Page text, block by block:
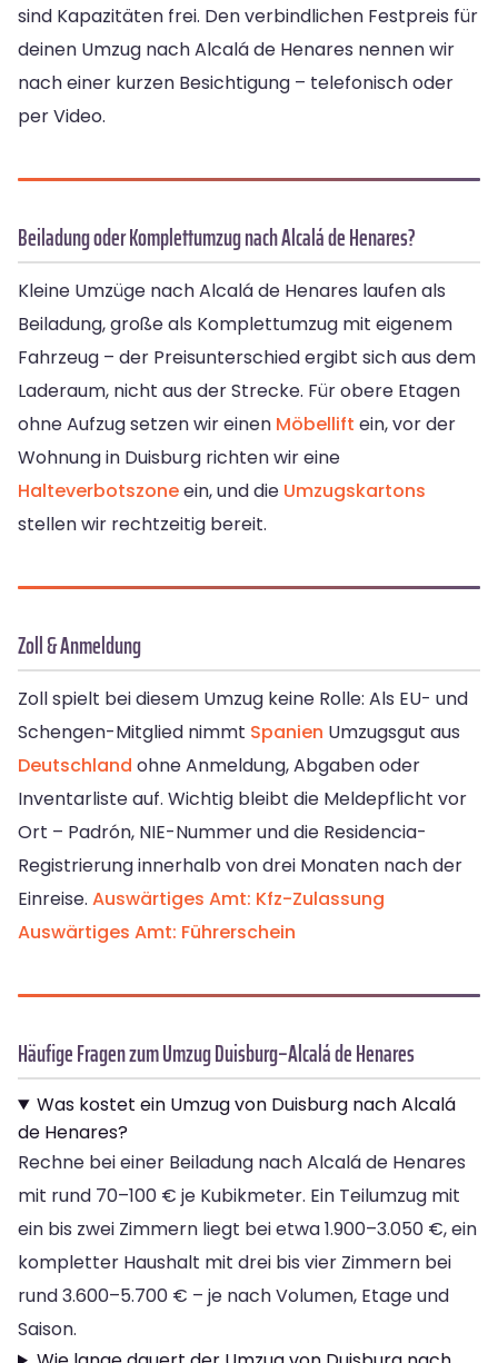
sind Kapazitäten frei. Den verbindlichen Festpreis für
deinen Umzug nach Alcalá de Henares nennen wir
nach einer kurzen Besichtigung – telefonisch oder
per Video.
Beiladung oder Komplettumzug nach Alcalá de Henares?
Kleine Umzüge nach Alcalá de Henares laufen als
Beiladung, große als Komplettumzug mit eigenem
Fahrzeug – der Preisunterschied ergibt sich aus dem
Laderaum, nicht aus der Strecke. Für obere Etagen
ohne Aufzug setzen wir einen Möbellift ein, vor der
Wohnung in Duisburg richten wir eine
Halteverbotszoneein, und die Umzugskartons
stellen wir rechtzeitig bereit.
Zoll & Anmeldung
Zoll spielt bei diesem Umzug keine Rolle: Als EU- und
Schengen-Mitglied nimmt Spanien Umzugsgut aus
Deutschland ohne Anmeldung, Abgaben oder
Inventarliste auf. Wichtig bleibt die Meldepflicht vor
Ort – Padrón, NIE-Nummer und die Residencia-
Registrierung innerhalb von drei Monaten nach der
Einreise. Auswärtiges Amt: Kfz-Zulassung
Auswärtiges Amt: Führerschein
Häufige Fragen zum Umzug Duisburg–Alcalá de Henares
Was kostet ein Umzug von Duisburg nach Alcalá
de Henares?
Rechne bei einer Beiladung nach Alcalá de Henares
mit rund 70–100 € je Kubikmeter. Ein Teilumzug mit
ein bis zwei Zimmern liegt bei etwa 1.900–3.050 €, ein
kompletter Haushalt mit drei bis vier Zimmern bei
rund 3.600–5.700 € – je nach Volumen, Etage und
Saison.